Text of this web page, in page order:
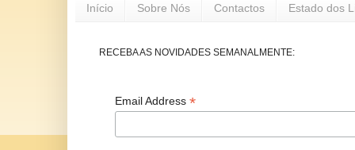
Início Sobre Nós Contactos Estado dos
RECEBA AS NOVIDADES SEMANALMENTE:
Email Address *